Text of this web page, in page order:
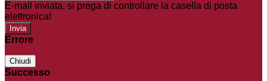
E-mail inviata, si prega di controllare la casella di posta
elettronica!
Errore
Chiudi
Successo